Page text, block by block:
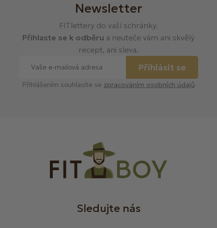
Newsletter
FITlettery do vaší schránky.
Přihlaste se k odběru a neuteče vám ani skvělý
recept, ani sleva.
Přihlásit se
Přihlášením souhlasíte se zpracováním osobních údajů
Sledujte nás